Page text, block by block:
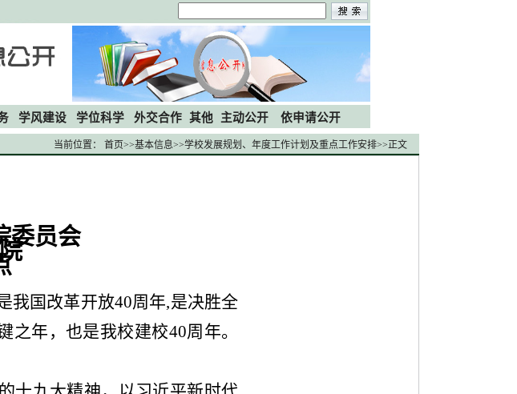
学风建设 学位科学 外交合作 其他 主动公开 依申请公开
当前位置： 首页>>基本信息>>学校发展规划、年度工作计划及重点工作安排>>正文
委员会
我国改革开放40周年,是决胜全
之年，也是我校建校40周年。